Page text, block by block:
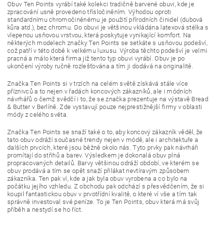
Obuv Ten Points vyrábí také kolekci tradičně barvené obuvi, kde je
zpracování usně provedeno třísločiněním. Výhodou oproti
standardnímu chromočiněnému je použití přírodních činidel (dubová
kůra atd.), bez chromu. Do obuvi je většinou vkládána latexová stélka s
vlepenou usňovou vrstvou, která poskytuje vynikající komfort. Na
některých modelech značky Ten Points se setkáte s usňovou podešví,
což patří v této době k velkému luxusu. Výroba těchto podešví je velmi
pracná a málo která firma již tento typ obuvi vyrábí. Obuv je po
ukončení výroby ručně rozlešťována a tím ji dodává na originalitě.
Značka Ten Points si v trzích na celém světě získává stále více
příznivců a to nejen v řadách koncových zákazníků, ale i módních
návrhářů o čemž svědčí i to, že se značka prezentuje na výstavě Bread
& Butter v Berlíně. Zde vystavují pouze nejprestižnější firmy v oblasti
módy z celého světa.
Značka Ten Points se snaží také o to, aby koncový zákazník věděl, že
tato obuv odráží současné trendy nejen v módě, ale i architektuře a
dalších prvcích, které jsou běžně okolo nás. Tyto prvky pak návrháři
promítají do střihů a barev. Výsledkem je dokonalá obuv plná
propracovaných detailů. Barvy většinou odráží období, ve kterém se
obuv prodává a tím se opět snaží přilákat nevtíravým způsobem
zákazníka. Ten pak ví, kde a jak byla obuv vyrobena a co bylo na
počátku jejího vzhledu. Z obchodu pak odchází s přesvědčením, že si
koupil fantastickou obuv v prvotřídní kvalitě, o které ví vše a tím tak
správně investoval své peníze. To je Ten Points, obuv která má svůj
příběh a nestydí se ho říct.